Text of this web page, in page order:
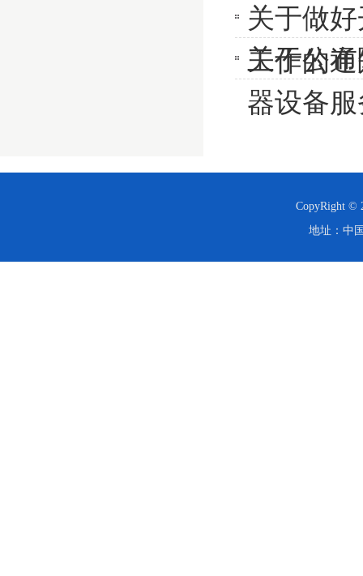
关于做
工作的
关于公
器设备
CopyRight ©
地址：中